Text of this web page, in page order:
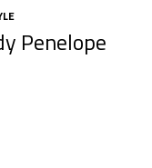
Penelope